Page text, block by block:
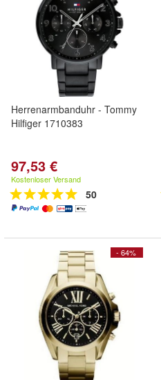
Herrenarmbanduhr - Tommy
Hilfiger 1710383
97,53 €
Kostenloser Versand
50
- 64%